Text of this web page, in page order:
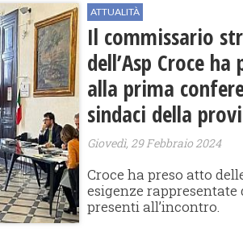
ATTUALITÀ
Il commissario
dell’Asp Croce
alla prima
sindaci della
Giovedì, 29 Febbraio 2024
Croce ha preso atto
esigenze
presenti all’incontro.